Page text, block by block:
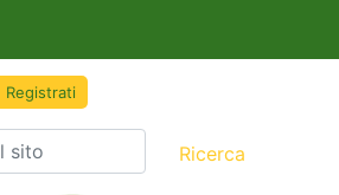
Registrati